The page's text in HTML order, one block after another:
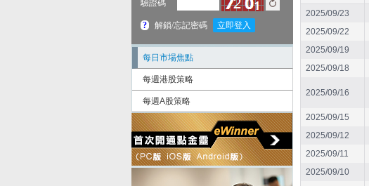
每日市場焦點
每週港股策略
每週A股策略
2025/09/23
2025/09/22
2025/09/19
2025/09/18
2025/09/16
2025/09/15
2025/09/12
2025/09/11
2025/09/10